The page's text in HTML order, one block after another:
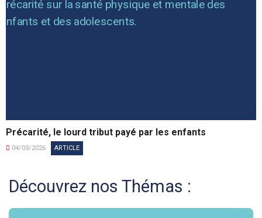
Précarité, le lourd tribut payé par les enfants
04/03/2026 ARTICLE
Découvrez nos Thémas :